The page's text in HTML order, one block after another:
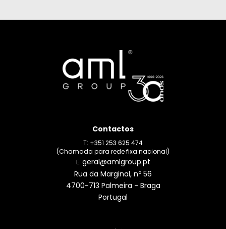
Contactos
T: +351 253 625 474
(Chamada para rede fixa nacional)
E: geral@amlgroup.pt
Rua da Marginal, nº 56
4700-713 Palmeira - Braga
Portugal